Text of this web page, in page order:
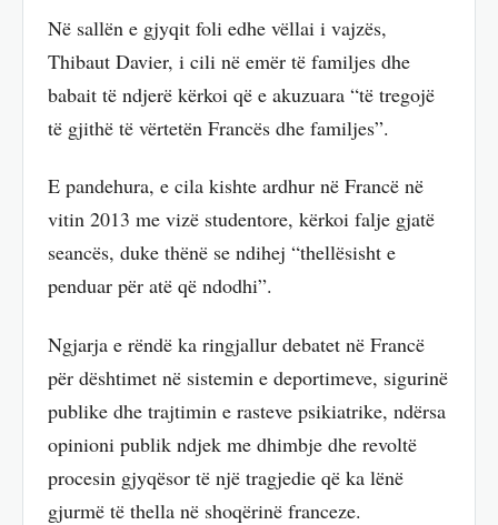
Në sallën e gjyqit foli edhe vëllai i vajzës,
Thibaut Davier, i cili në emër të familjes dhe
babait të ndjerë kërkoi që e akuzuara “të tregojë
të gjithë të vërtetën Francës dhe familjes”.
E pandehura, e cila kishte ardhur në Francë në
vitin 2013 me vizë studentore, kërkoi falje gjatë
seancës, duke thënë se ndihej “thellësisht e
penduar për atë që ndodhi”.
Ngjarja e rëndë ka ringjallur debatet në Francë
për dështimet në sistemin e deportimeve, sigurinë
publike dhe trajtimin e rasteve psikiatrike, ndërsa
opinioni publik ndjek me dhimbje dhe revoltë
procesin gjyqësor të një tragjedie që ka lënë
gjurmë të thella në shoqërinë franceze.